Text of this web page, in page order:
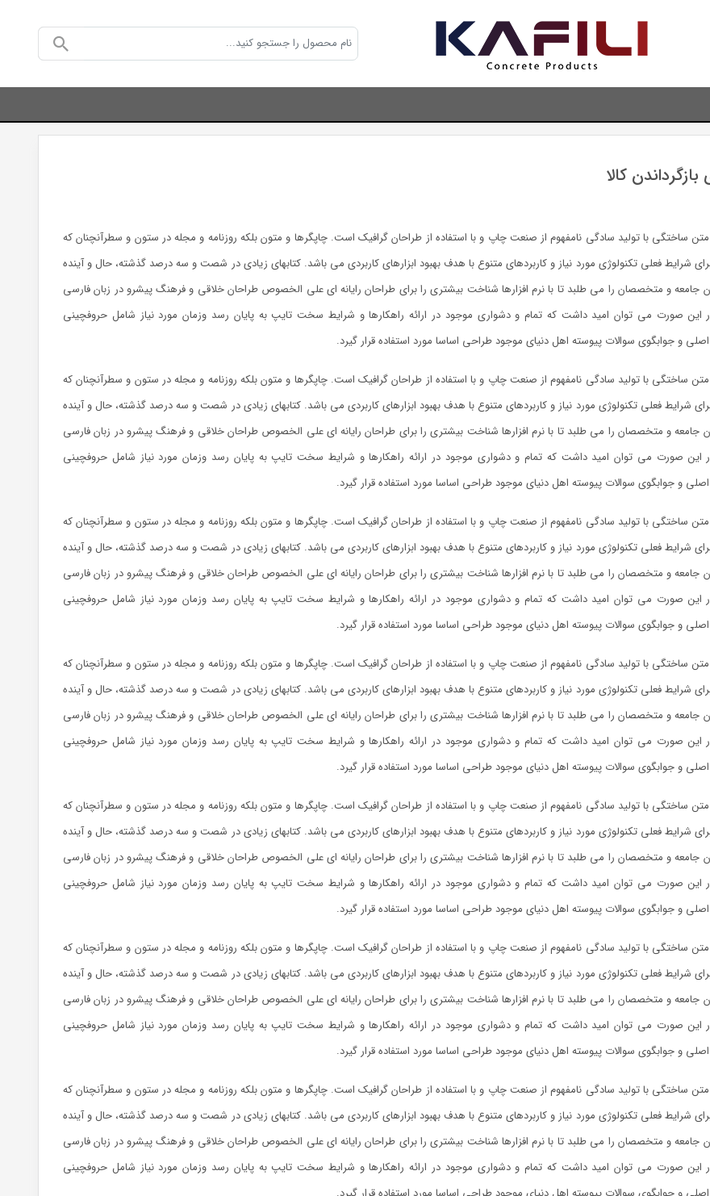
کالا
متن ساختگی با تولید سادگی نامفهوم از صنعت چاپ و با استفاده از طراحان گرافیک است. چاپگرها و متون بلکه روزنامه و مجله در ستون و سطرآنچنان که
شرایط فعلی تکنولوژی مورد نیاز و کاربردهای متنوع با هدف بهبود ابزارهای کاربردی می باشد. کتابهای زیادی در شصت و سه درصد گذشته، حال و آینده
جامعه و متخصصان را می طلبد تا با نرم افزارها شناخت بیشتری را برای طراحان رایانه ای علی الخصوص طراحان خلاقی و فرهنگ پیشرو در زبان فارسی
این صورت می توان امید داشت که تمام و دشواری موجود در ارائه راهکارها و شرایط سخت تایپ به پایان رسد وزمان مورد نیاز شامل حروفچینی
و جوابگوی سوالات پیوسته اهل دنیای موجود طراحی اساسا مورد استفاده قرار گیرد.
متن ساختگی با تولید سادگی نامفهوم از صنعت چاپ و با استفاده از طراحان گرافیک است. چاپگرها و متون بلکه روزنامه و مجله در ستون و سطرآنچنان که
شرایط فعلی تکنولوژی مورد نیاز و کاربردهای متنوع با هدف بهبود ابزارهای کاربردی می باشد. کتابهای زیادی در شصت و سه درصد گذشته، حال و آینده
جامعه و متخصصان را می طلبد تا با نرم افزارها شناخت بیشتری را برای طراحان رایانه ای علی الخصوص طراحان خلاقی و فرهنگ پیشرو در زبان فارسی
این صورت می توان امید داشت که تمام و دشواری موجود در ارائه راهکارها و شرایط سخت تایپ به پایان رسد وزمان مورد نیاز شامل حروفچینی
و جوابگوی سوالات پیوسته اهل دنیای موجود طراحی اساسا مورد استفاده قرار گیرد.
متن ساختگی با تولید سادگی نامفهوم از صنعت چاپ و با استفاده از طراحان گرافیک است. چاپگرها و متون بلکه روزنامه و مجله در ستون و سطرآنچنان که
شرایط فعلی تکنولوژی مورد نیاز و کاربردهای متنوع با هدف بهبود ابزارهای کاربردی می باشد. کتابهای زیادی در شصت و سه درصد گذشته، حال و آینده
جامعه و متخصصان را می طلبد تا با نرم افزارها شناخت بیشتری را برای طراحان رایانه ای علی الخصوص طراحان خلاقی و فرهنگ پیشرو در زبان فارسی
این صورت می توان امید داشت که تمام و دشواری موجود در ارائه راهکارها و شرایط سخت تایپ به پایان رسد وزمان مورد نیاز شامل حروفچینی
و جوابگوی سوالات پیوسته اهل دنیای موجود طراحی اساسا مورد استفاده قرار گیرد.
متن ساختگی با تولید سادگی نامفهوم از صنعت چاپ و با استفاده از طراحان گرافیک است. چاپگرها و متون بلکه روزنامه و مجله در ستون و سطرآنچنان که
شرایط فعلی تکنولوژی مورد نیاز و کاربردهای متنوع با هدف بهبود ابزارهای کاربردی می باشد. کتابهای زیادی در شصت و سه درصد گذشته، حال و آینده
جامعه و متخصصان را می طلبد تا با نرم افزارها شناخت بیشتری را برای طراحان رایانه ای علی الخصوص طراحان خلاقی و فرهنگ پیشرو در زبان فارسی
این صورت می توان امید داشت که تمام و دشواری موجود در ارائه راهکارها و شرایط سخت تایپ به پایان رسد وزمان مورد نیاز شامل حروفچینی
و جوابگوی سوالات پیوسته اهل دنیای موجود طراحی اساسا مورد استفاده قرار گیرد.
متن ساختگی با تولید سادگی نامفهوم از صنعت چاپ و با استفاده از طراحان گرافیک است. چاپگرها و متون بلکه روزنامه و مجله در ستون و سطرآنچنان که
شرایط فعلی تکنولوژی مورد نیاز و کاربردهای متنوع با هدف بهبود ابزارهای کاربردی می باشد. کتابهای زیادی در شصت و سه درصد گذشته، حال و آینده
جامعه و متخصصان را می طلبد تا با نرم افزارها شناخت بیشتری را برای طراحان رایانه ای علی الخصوص طراحان خلاقی و فرهنگ پیشرو در زبان فارسی
این صورت می توان امید داشت که تمام و دشواری موجود در ارائه راهکارها و شرایط سخت تایپ به پایان رسد وزمان مورد نیاز شامل حروفچینی
و جوابگوی سوالات پیوسته اهل دنیای موجود طراحی اساسا مورد استفاده قرار گیرد.
متن ساختگی با تولید سادگی نامفهوم از صنعت چاپ و با استفاده از طراحان گرافیک است. چاپگرها و متون بلکه روزنامه و مجله در ستون و سطرآنچنان که
شرایط فعلی تکنولوژی مورد نیاز و کاربردهای متنوع با هدف بهبود ابزارهای کاربردی می باشد. کتابهای زیادی در شصت و سه درصد گذشته، حال و آینده
جامعه و متخصصان را می طلبد تا با نرم افزارها شناخت بیشتری را برای طراحان رایانه ای علی الخصوص طراحان خلاقی و فرهنگ پیشرو در زبان فارسی
این صورت می توان امید داشت که تمام و دشواری موجود در ارائه راهکارها و شرایط سخت تایپ به پایان رسد وزمان مورد نیاز شامل حروفچینی
و جوابگوی سوالات پیوسته اهل دنیای موجود طراحی اساسا مورد استفاده قرار گیرد.
متن ساختگی با تولید سادگی نامفهوم از صنعت چاپ و با استفاده از طراحان گرافیک است. چاپگرها و متون بلکه روزنامه و مجله در ستون و سطرآنچنان که
شرایط فعلی تکنولوژی مورد نیاز و کاربردهای متنوع با هدف بهبود ابزارهای کاربردی می باشد. کتابهای زیادی در شصت و سه درصد گذشته، حال و آینده
جامعه و متخصصان را می طلبد تا با نرم افزارها شناخت بیشتری را برای طراحان رایانه ای علی الخصوص طراحان خلاقی و فرهنگ پیشرو در زبان فارسی
این صورت می توان امید داشت که تمام و دشواری موجود در ارائه راهکارها و شرایط سخت تایپ به پایان رسد وزمان مورد نیاز شامل حروفچینی